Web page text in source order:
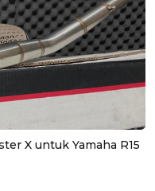
X untuk Yamaha R15